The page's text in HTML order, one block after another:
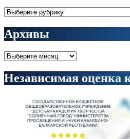
Рубрики
Архивы
Архивы
Независимая оценка